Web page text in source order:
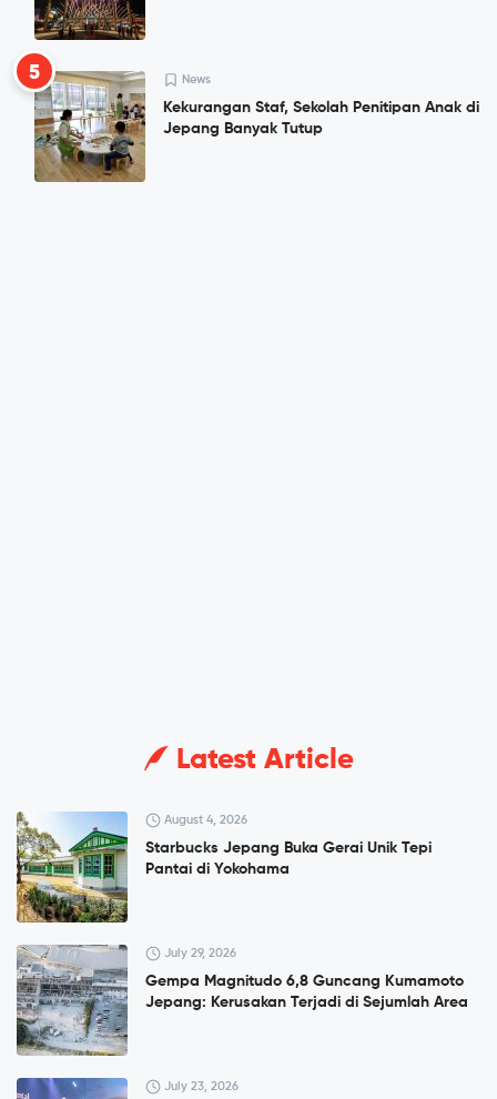
5 News
Kekurangan Staf, Sekolah Penitipan Anak di
Jepang Banyak Tutup
Latest Article
August 4, 2026
Starbucks Jepang Buka Gerai Unik Tepi
Pantai di Yokohama
July 29, 2026
Gempa Magnitudo 6,8 Guncang Kumamoto
Jepang: Kerusakan Terjadi di Sejumlah Area
July 23, 2026